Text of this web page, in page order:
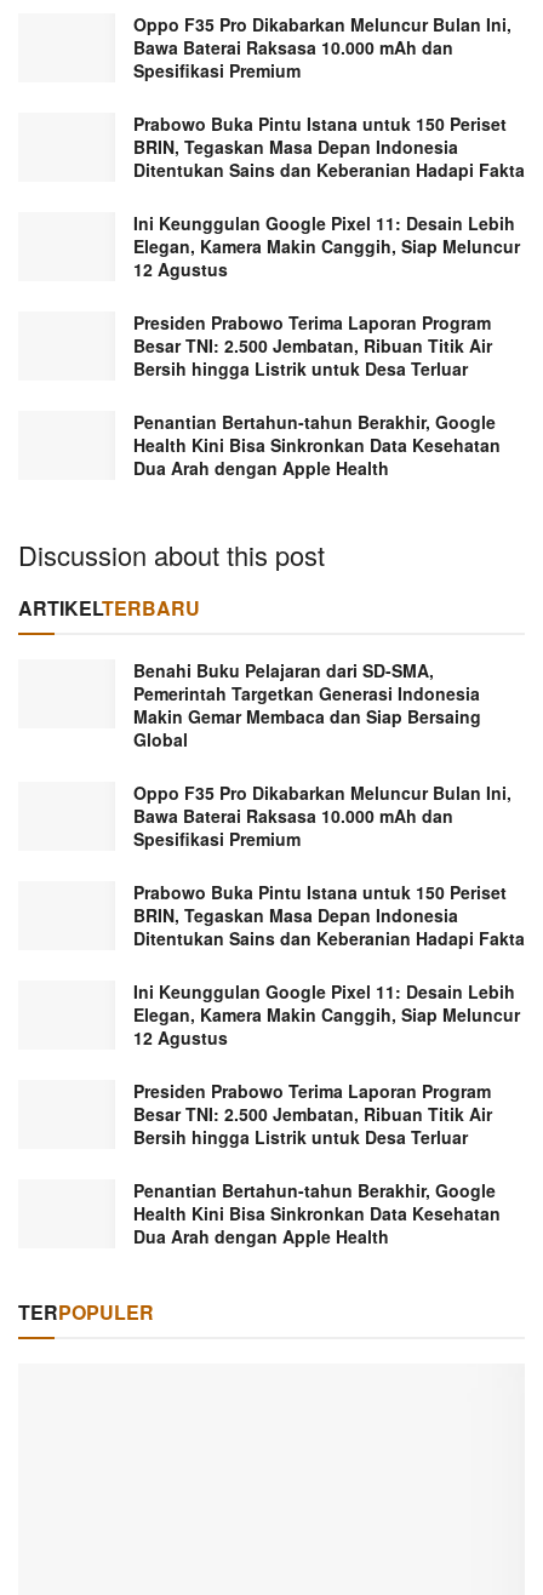
Oppo F35 Pro Dikabarkan Meluncur Bulan Ini,
Bawa Baterai Raksasa 10.000 mAh dan
Spesifikasi Premium
Prabowo Buka Pintu Istana untuk 150 Periset
BRIN, Tegaskan Masa Depan Indonesia
Ditentukan Sains dan Keberanian Hadapi Fakta
Ini Keunggulan Google Pixel 11: Desain Lebih
Elegan, Kamera Makin Canggih, Siap Meluncur
12 Agustus
Presiden Prabowo Terima Laporan Program
Besar TNI: 2.500 Jembatan, Ribuan Titik Air
Bersih hingga Listrik untuk Desa Terluar
Penantian Bertahun-tahun Berakhir, Google
Health Kini Bisa Sinkronkan Data Kesehatan
Dua Arah dengan Apple Health
Discussion about this post
ARTIKELTERBARU
Benahi Buku Pelajaran dari SD-SMA,
Pemerintah Targetkan Generasi Indonesia
Makin Gemar Membaca dan Siap Bersaing
Global
Oppo F35 Pro Dikabarkan Meluncur Bulan Ini,
Bawa Baterai Raksasa 10.000 mAh dan
Spesifikasi Premium
Prabowo Buka Pintu Istana untuk 150 Periset
BRIN, Tegaskan Masa Depan Indonesia
Ditentukan Sains dan Keberanian Hadapi Fakta
Ini Keunggulan Google Pixel 11: Desain Lebih
Elegan, Kamera Makin Canggih, Siap Meluncur
12 Agustus
Presiden Prabowo Terima Laporan Program
Besar TNI: 2.500 Jembatan, Ribuan Titik Air
Bersih hingga Listrik untuk Desa Terluar
Penantian Bertahun-tahun Berakhir, Google
Health Kini Bisa Sinkronkan Data Kesehatan
Dua Arah dengan Apple Health
TERPOPULER